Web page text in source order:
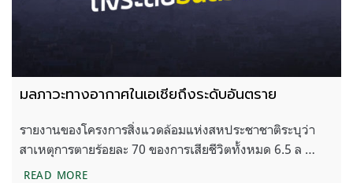
มลภาวะทางอากาศในเอเชียถึงระดับอันตราย
รายงานของโครงการสิ่งแวดล้อมแห่งสหประชาชาติระบุว่า
สาเหตุการตายร้อยละ 70 ของการเสียชีวิตทั้งหมด 6.5 ล …
READ MOREมลภาวะทางอากาศในเอเชียถึงระดับอันตราย